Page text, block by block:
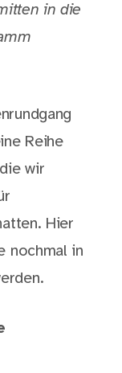
in die
Reihe
wir
Hier
nochmal in